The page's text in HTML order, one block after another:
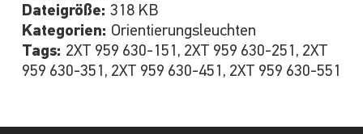
Dateigröße: 318 KB
Kategorien: Orientierungsleuchten
Tags: 2XT 959 630-151, 2XT 959 630-251, 2XT
959 630-351, 2XT 959 630-451, 2XT 959 630-551